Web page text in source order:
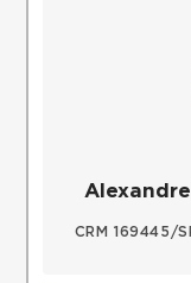
CRM 169445/